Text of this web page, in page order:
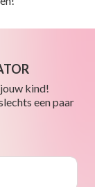
kind!
een paar